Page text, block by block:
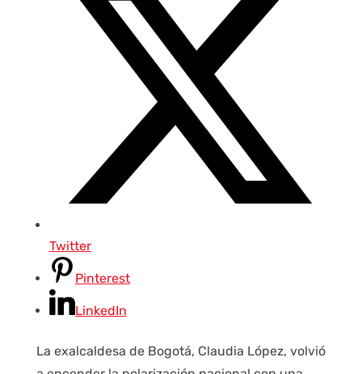
Twitter
Pinterest
LinkedIn
La exalcaldesa de Bogotá, Claudia López, volvió